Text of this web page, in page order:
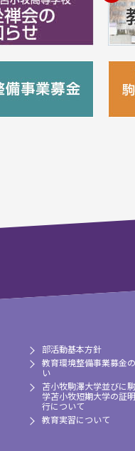
部活動基本方針
教育環境整備事業募金
い
苫小牧駒澤大学並びに
学苫小牧短期大学の証
行について
教育実習について